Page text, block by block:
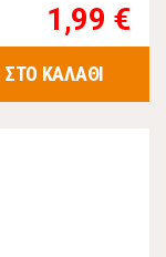
1,99 €
ΣΤΟ ΚΑΛΑΘΙ